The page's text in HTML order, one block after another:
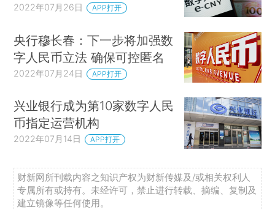
2022年07月26日 APP打开
央行穆长春：下一步将加强数
字人民币立法 确保可控匿名
2022年07月24日 APP打开
兴业银行成为第10家数字人民
币指定运营机构
2022年07月14日 APP打开
财新网所刊载内容之知识产权为财新传媒及/或相关权利人
专属所有或持有。未经许可，禁止进行转载、摘编、复制及
建立镜像等任何使用。